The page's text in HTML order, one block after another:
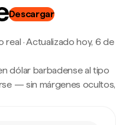
Descargar
real ·Actualizado hoy, 6 de
dólar barbadense al tipo
— sin márgenes ocultos,